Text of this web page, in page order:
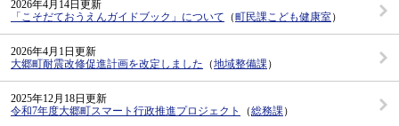
2026年4月14日更新
「こそだておうえんガイドブック」について （町民課こども健康室）
2026年4月1日更新
大郷町耐震改修促進計画を改定しました （地域整備課 ）
2025年12月18日更新
令和7年度大郷町スマート行政推進プロジェクト
（総務課 ）